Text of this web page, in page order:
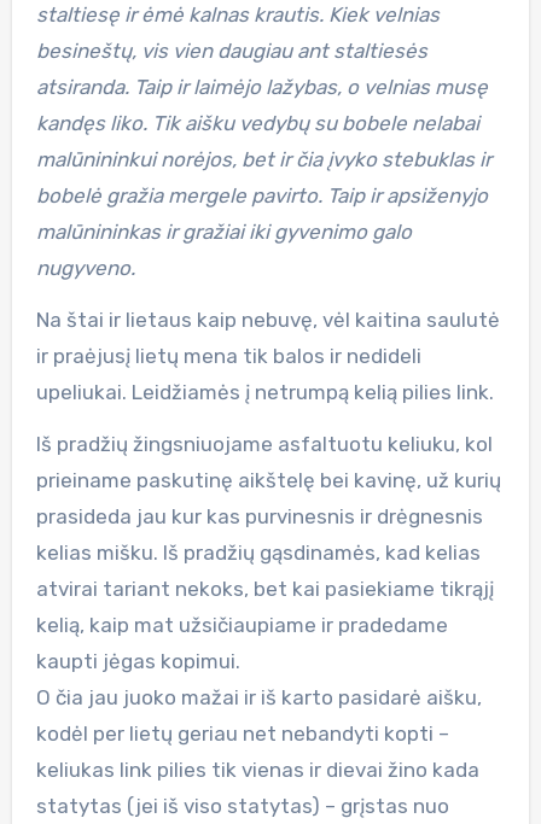
staltiesę ir ėmė kalnas krautis. Kiek velnias
besineštų, vis vien daugiau ant staltiesės
atsiranda. Taip ir laimėjo lažybas, o velnias musę
kandęs liko. Tik aišku vedybų su bobele nelabai
malūnininkui norėjos, bet ir čia įvyko stebuklas ir
bobelė gražia mergele pavirto. Taip ir apsiženyjo
malūnininkas ir gražiai iki gyvenimo galo
nugyveno.
Na štai ir lietaus kaip nebuvę, vėl kaitina saulutė
ir praėjusį lietų mena tik balos ir nedideli
upeliukai. Leidžiamės į netrumpą kelią pilies link.
Iš pradžių žingsniuojame asfaltuotu keliuku, kol
prieiname paskutinę aikštelę bei kavinę, už kurių
prasideda jau kur kas purvinesnis ir drėgnesnis
kelias mišku. Iš pradžių gąsdinamės, kad kelias
atvirai tariant nekoks, bet kai pasiekiame tikrąjį
kelią, kaip mat užsičiaupiame ir pradedame
kaupti jėgas kopimui.
O čia jau juoko mažai ir iš karto pasidarė aišku,
kodėl per lietų geriau net nebandyti kopti –
keliukas link pilies tik vienas ir dievai žino kada
statytas (jei iš viso statytas) – grįstas nuo